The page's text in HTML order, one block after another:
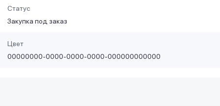
Статус
Закупка под заказ
Цвет
00000000-0000-0000-0000-000000000000